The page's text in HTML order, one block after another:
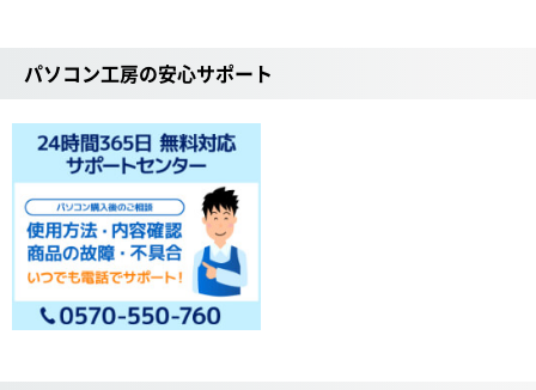
パソコン工房の安心サポート